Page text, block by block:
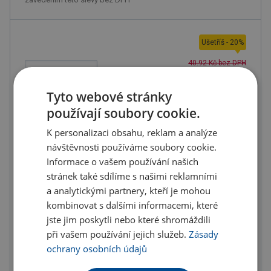
Ušetříš - 20%
40.92 Kč bez DPH
Množstevní slevy
od
300 ks
30.69 Kč
(-25.00%)
od
400 ks
28.64 Kč
(-30.00%)
Do košíku
Tyto webové stránky
používají soubory cookie.
K personalizaci obsahu, reklam a analýze
návštěvnosti používáme soubory cookie.
Informace o vašem používání našich
stránek také sdílíme s našimi reklamními
a analytickými partnery, kteří je mohou
kombinovat s dalšími informacemi, které
jste jim poskytli nebo které shromáždili
při vašem používání jejich služeb.Zásady
ochrany osobních údajů